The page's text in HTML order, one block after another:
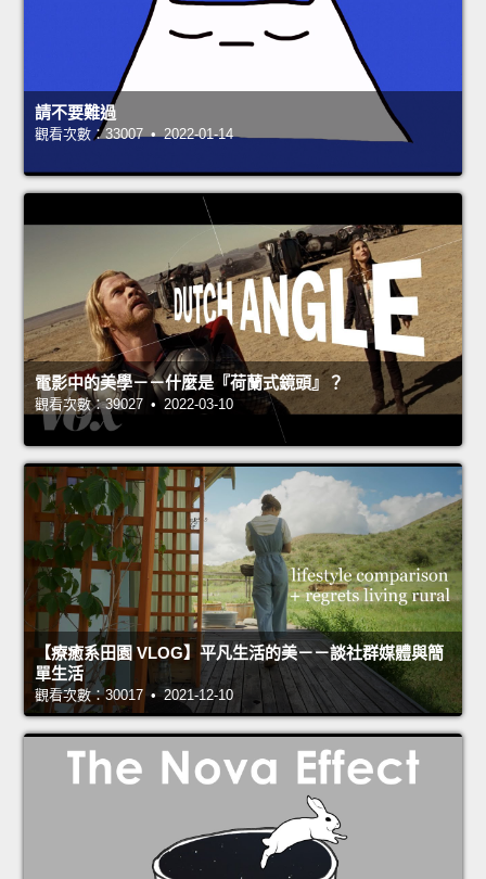
請不要難過
觀看次數：33007 • 2022-01-14
電影中的美學－－什麼是『荷蘭式鏡頭』？
觀看次數：39027 • 2022-03-10
【療癒系田園 VLOG】平凡生活的美－－談社群媒體與簡
單生活
觀看次數：30017 • 2021-12-10